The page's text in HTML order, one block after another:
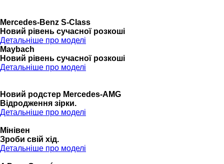
Mercedes-Benz S-Class
Новий рівень сучасної розкоші
Детальніше про моделі
Maybach
Новий рівень сучасної розкоші
Детальніше про моделі
Новий родстер Mercedes-AMG
Відродження зірки.
Детальніше про моделі
Мінівен
Зроби свій хід.
Детальніше про моделі